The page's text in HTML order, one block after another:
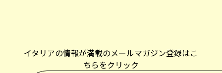
イタリアの情報が満載のメールマガジン登録はこ
ちらをクリック